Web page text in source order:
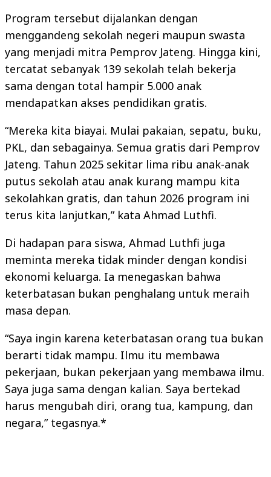
Program tersebut dijalankan dengan
menggandeng sekolah negeri maupun swasta
yang menjadi mitra Pemprov Jateng. Hingga kini,
tercatat sebanyak 139 sekolah telah bekerja
sama dengan total hampir 5.000 anak
mendapatkan akses pendidikan gratis.
“Mereka kita biayai. Mulai pakaian, sepatu, buku,
PKL, dan sebagainya. Semua gratis dari Pemprov
Jateng. Tahun 2025 sekitar lima ribu anak-anak
putus sekolah atau anak kurang mampu kita
sekolahkan gratis, dan tahun 2026 program ini
terus kita lanjutkan,” kata Ahmad Luthfi.
Di hadapan para siswa, Ahmad Luthfi juga
meminta mereka tidak minder dengan kondisi
ekonomi keluarga. Ia menegaskan bahwa
keterbatasan bukan penghalang untuk meraih
masa depan.
“Saya ingin karena keterbatasan orang tua bukan
berarti tidak mampu. Ilmu itu membawa
pekerjaan, bukan pekerjaan yang membawa ilmu.
Saya juga sama dengan kalian. Saya bertekad
harus mengubah diri, orang tua, kampung, dan
negara,” tegasnya.*